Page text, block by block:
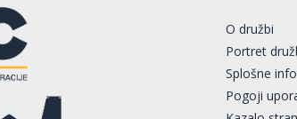
O družbi
Portret
Splošne
Pogoji